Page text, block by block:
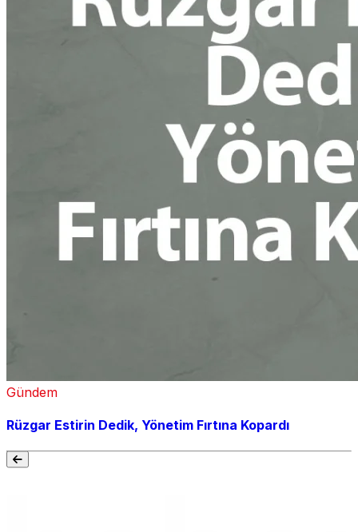
Gündem
Rüzgar Estirin Dedik, Yönetim Fırtına Kopardı